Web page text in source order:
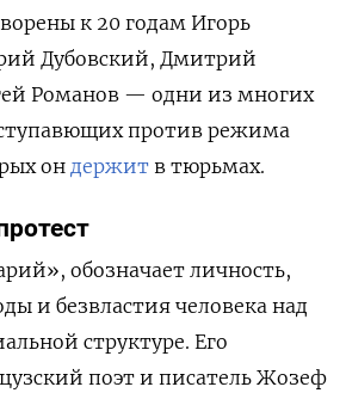
к 20 годам Игорь
Дубовский, Дмитрий
Романов — одни из многих
против режима
он держит в тюрьмах.
обозначает личность,
и безвластия человека над
структуре. Его
поэт и писатель Жозеф